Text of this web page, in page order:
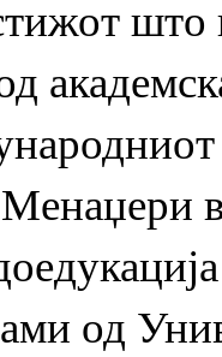
што
од